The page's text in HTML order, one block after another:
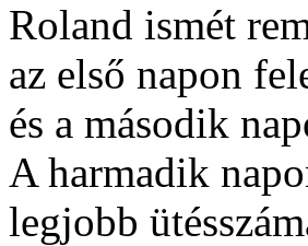
Roland ismét
az első napon
és a második
A harmadik
legjobb